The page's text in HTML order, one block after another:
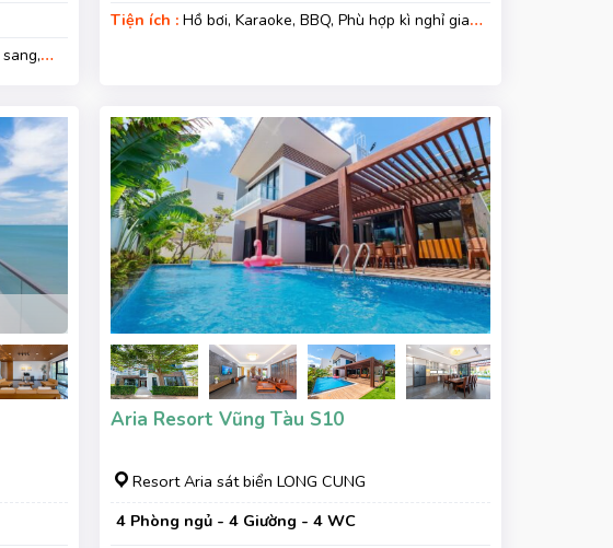
Tiện ích :Hồ bơi, Karaoke, BBQ, Phù hợp kì nghỉ gia
Aria Resort Vũng Tàu S10
Resort Aria sát biển LONG CUNG
4 Phòng ngủ - 4 Giường - 4 WC